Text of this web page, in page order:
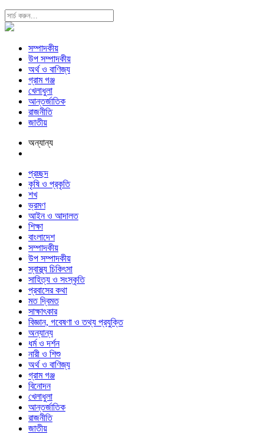
সম্পাদকীয়
উপ সম্পাদকীয়
অর্থ ও বাণিজ্য
গ্রাম গঞ্জ
খেলাধুলা
আন্তর্জাতিক
রাজনীতি
জাতীয়
অন্যান্য
প্রচ্ছদ
কৃষি ও প্রকৃতি
শখ
ভ্রমণ
আইন ও আদালত
শিক্ষা
বাংলাদেশ
সম্পাদকীয়
উপ সম্পাদকীয়
স্বাস্থ্য চিকিৎসা
সাহিত্য ও সংস্কৃতি
প্রবাসের কথা
মত দ্বিমত
সাক্ষাৎকার
বিজ্ঞান, গবেষণা ও তথ্য প্রযুক্তি
অন্যান্য
ধর্ম ও দর্শন
নারী ও শিশু
অর্থ ও বাণিজ্য
গ্রাম গঞ্জ
বিনোদন
খেলাধুলা
আন্তর্জাতিক
রাজনীতি
জাতীয়